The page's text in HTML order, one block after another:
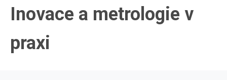
Inovace a metrologie v
praxi